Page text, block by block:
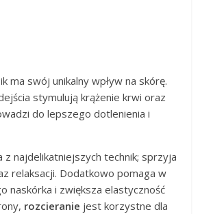
ma swój unikalny wpływ na skórę.
stymulują krążenie krwi oraz
do lepszego dotlenienia i
z najdelikatniejszych technik; sprzyja
relaksacji. Dodatkowo pomaga w
naskórka i zwiększa elastyczność
rozcieranie jest korzystne dla